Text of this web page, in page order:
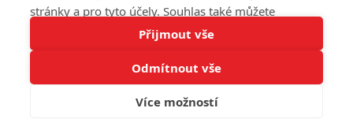
Tato stránka používá soubory cookies.
Rozumím
stránky a pro tyto účely. Souhlas také můžete
odmítnout, ale v takovém případě vám na stránce
nebudou k dispozici některé personalizované funkce.
Vaše volby souhlasu se budou vztahovat pouze na
tuto webovou stránku. Vaše nastavení a odvolání
souhlasu můžete kdykoli změnit na stránce s
Přijmout vše
Odmítnout vše
Více možností